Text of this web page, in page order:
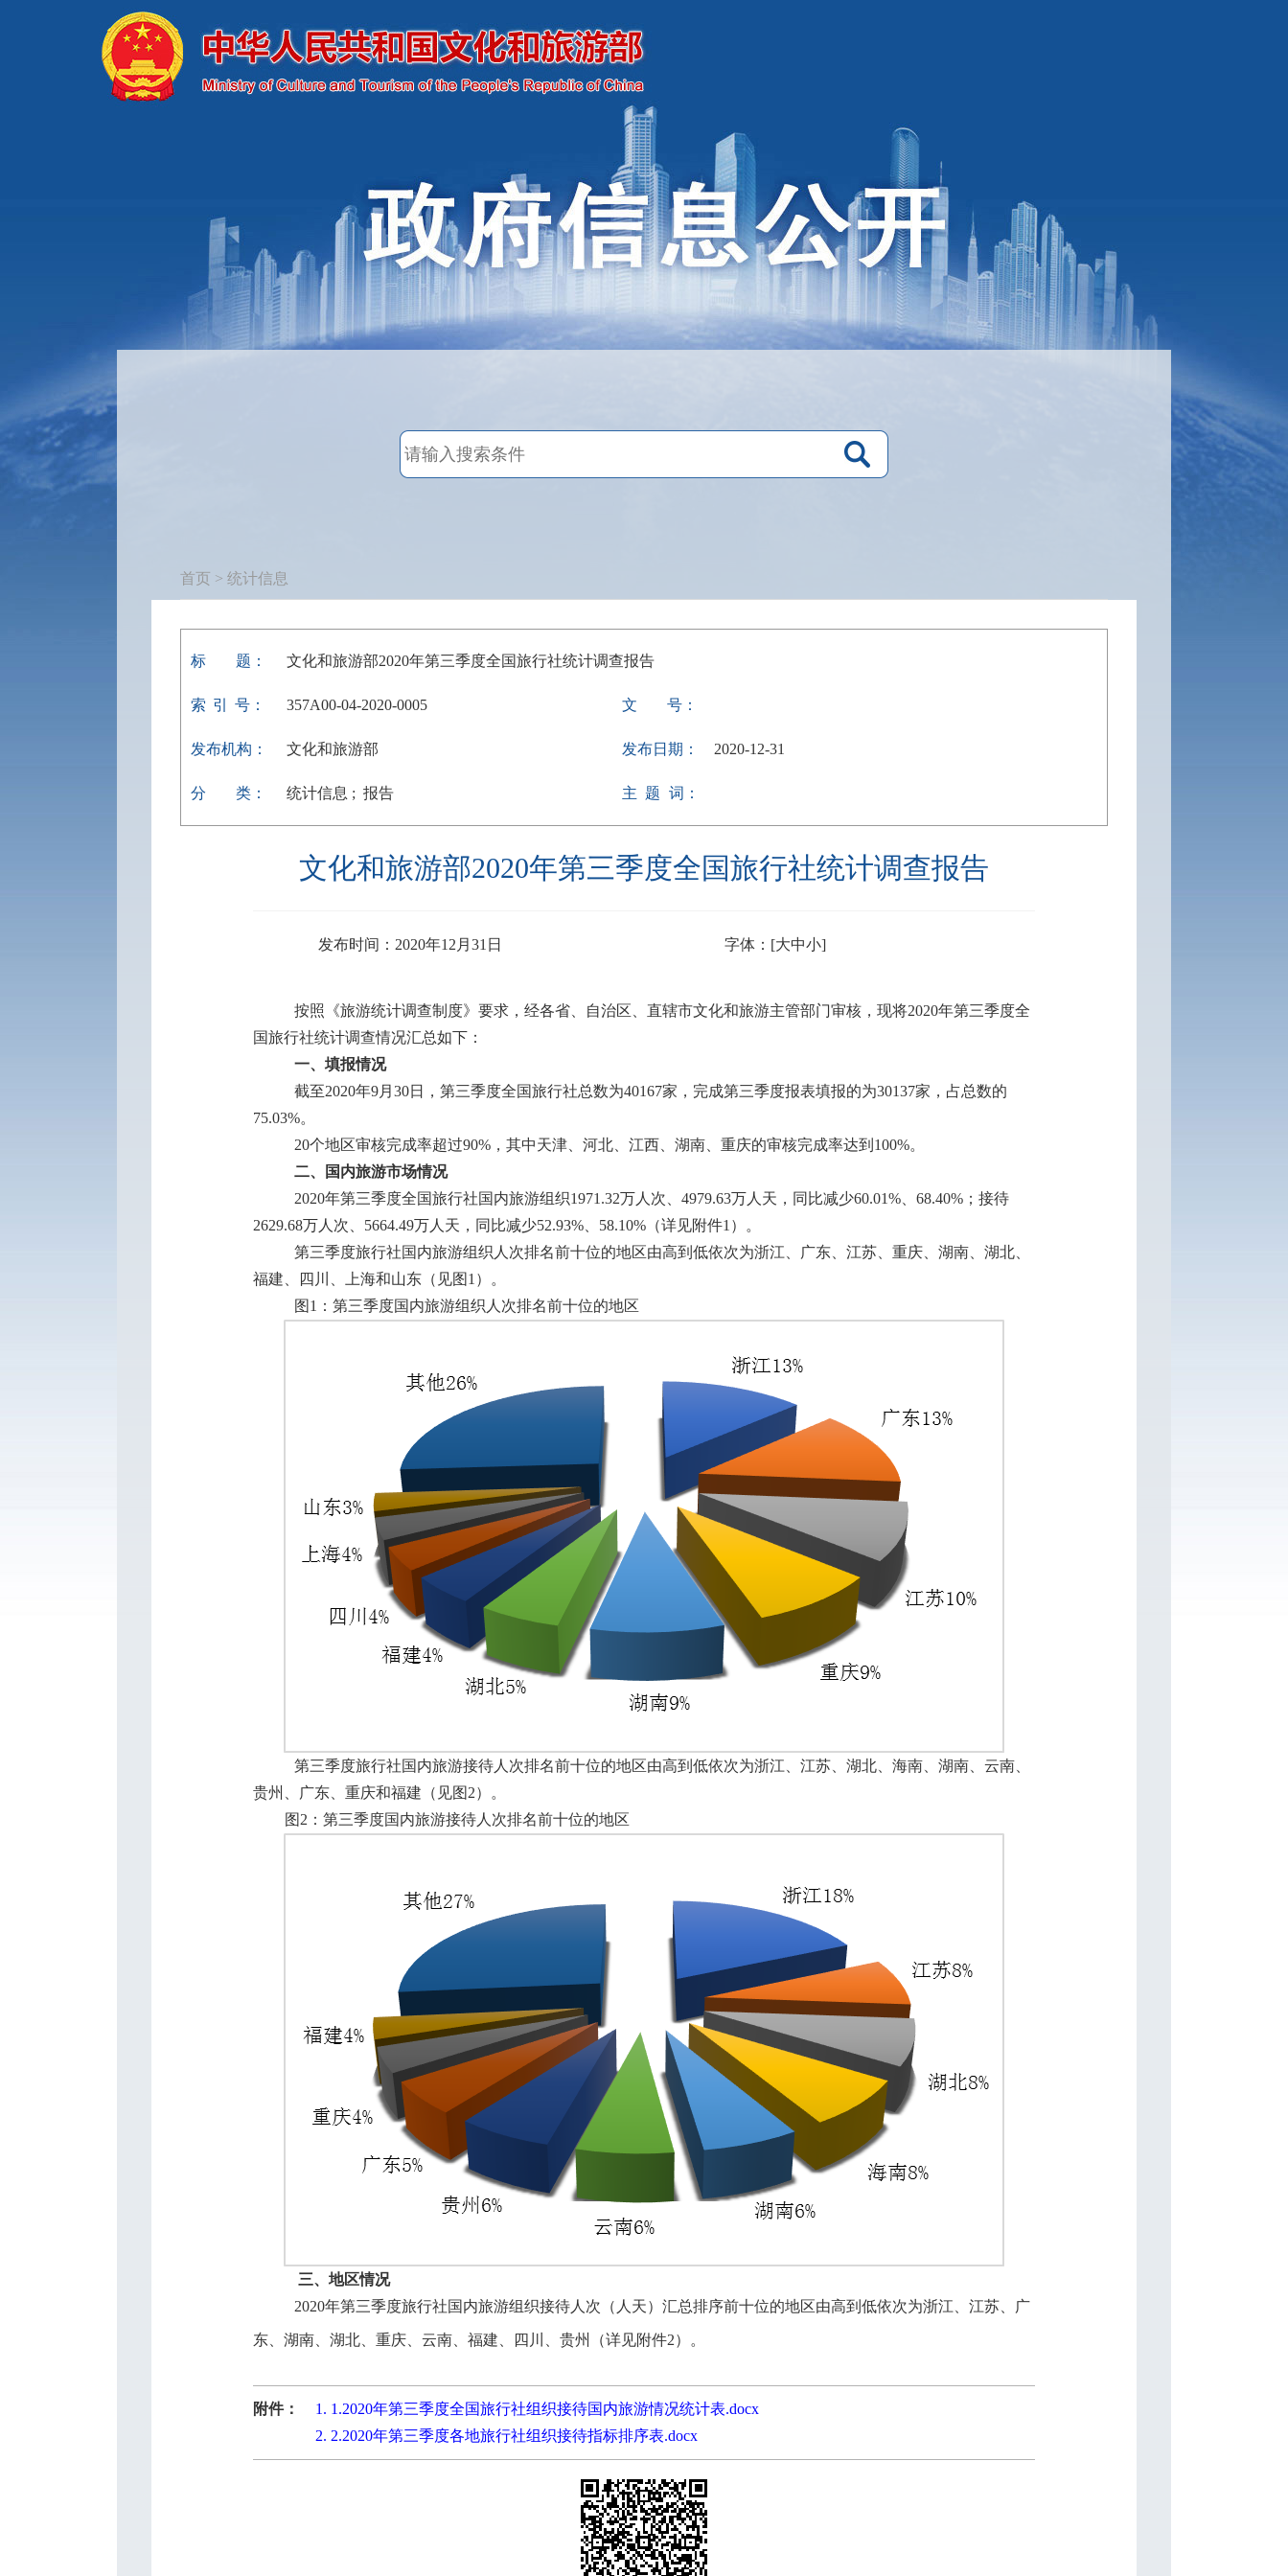
首页 > 统计信息
标 题： 文化和旅游部2020年第三季度全国旅行社统计调查报告
索 引 号： 357A00-04-2020-0005 文 号：
发布机构： 文化和旅游部 发布日期： 2020-12-31
分 类： 统计信息 ; 报告 主 题 词：
文化和旅游部2020年第三季度全国旅行社统计调查报告
发布时间：2020年12月31日 字体：[大中小]
按照《旅游统计调查制度》要求，经各省、自治区、直辖市文化和旅游主管部门审核，现将2020年第三季度全
国旅行社统计调查情况汇总如下：
一、填报情况
截至2020年9月 30日，第三季度全国旅行社总数为40167家，完成第三季度报表填报的为30137家，占总数的
75.03%。
20个地区审核完成率超过90%，其中天津、河北、江西、湖南、重庆的审核完成率达到 100%。
二、国内旅游市场情况
2020年第三季度全国旅行社国内旅游组织1971.32万人次、 4979.63万人天，同比减少60.01%、 68.40%；接待
2629.68万人次、 5664.49万人天，同比减少52.93% 58.10% （详见附件1 ）。
第三季度旅行社国内旅游组织人次排名前十位的地区由高到低依次为浙江、广东、江苏、重庆、湖南、湖北、
福建、四川、上海和山东（见图 1 ）。
图 1 ：第三季度国内旅游组织人次排名前十位的地区
第三季度旅行社国内旅游接待人次排名前十位的地区由高到低依次为浙江、江苏、湖北、海南、湖南、云南、
贵州、广东、重庆和福建（见图 2）。
图 2 ：第三季度国内旅游接待人次排名前十位的地区
三、地区情况
2020年第三季度旅行社国内旅游组织接待人次（人天）汇总排序前十位的地区由高到低依次为浙江、江苏、广
东、湖南、湖北、重庆、云南、福建、四川、贵州（详见附件2）。
附件： 1. 1.2020年第三季度全国旅行社组织接待国内旅游情况统计表.docx
2. 2.2020年第三季度各地旅行社组织接待指标排序表.docx